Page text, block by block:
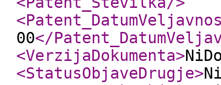
00</
<VerzijaDokumenta>
<StatusObjaveDrugje>